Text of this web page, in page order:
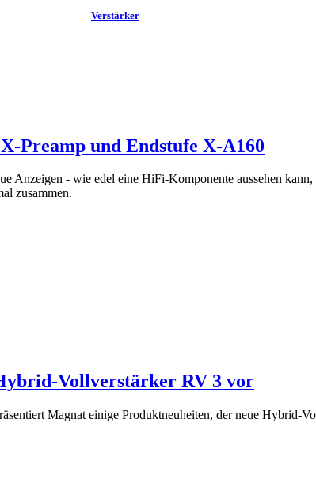
Verstärker
Preamp und Endstufe X-A160
Anzeigen - wie edel eine HiFi-Komponente aussehen
zusammen.
Vollverstärker RV 3 vor
Magnat einige Produktneuheiten, der neue